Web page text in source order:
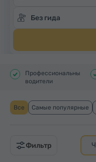
Без гида
Профессиональные
водители
Все Самые популярные
Фильтр